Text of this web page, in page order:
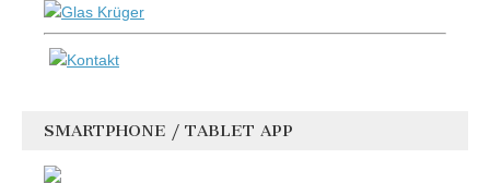
SMARTPHONE / TABLET APP